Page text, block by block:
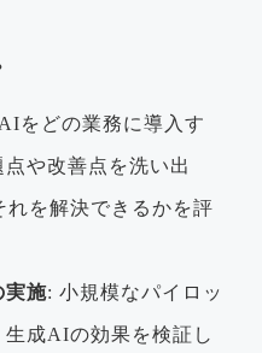
をどの業務に導入す
や改善点を洗い出
を解決できるかを評
実施: 小規模なパイロッ
生成AIの効果を検証し